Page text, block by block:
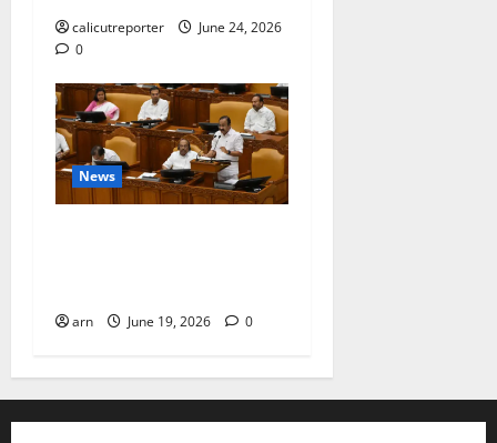
calicutreporter
June 24, 2026
0
News
arn June 19, 2026 0